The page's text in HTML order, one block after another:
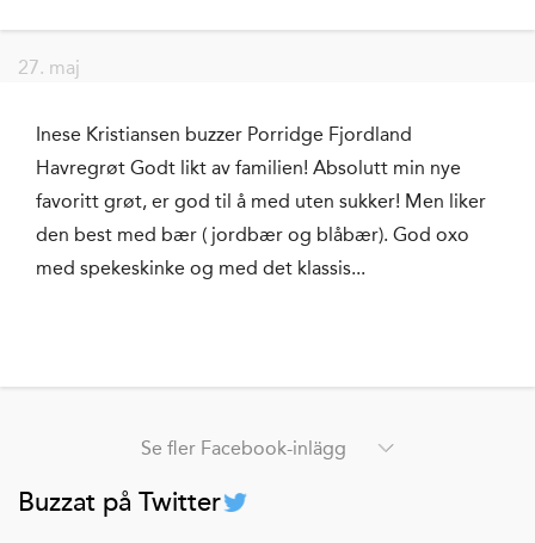
27. maj
Inese Kristiansen buzzer Porridge Fjordland
Havregrøt Godt likt av familien! Absolutt min nye
favoritt grøt, er god til å med uten sukker! Men liker
den best med bær ( jordbær og blåbær). God oxo
med spekeskinke og med det klassis...
Se fler Facebook-inlägg
Buzzat på Twitter